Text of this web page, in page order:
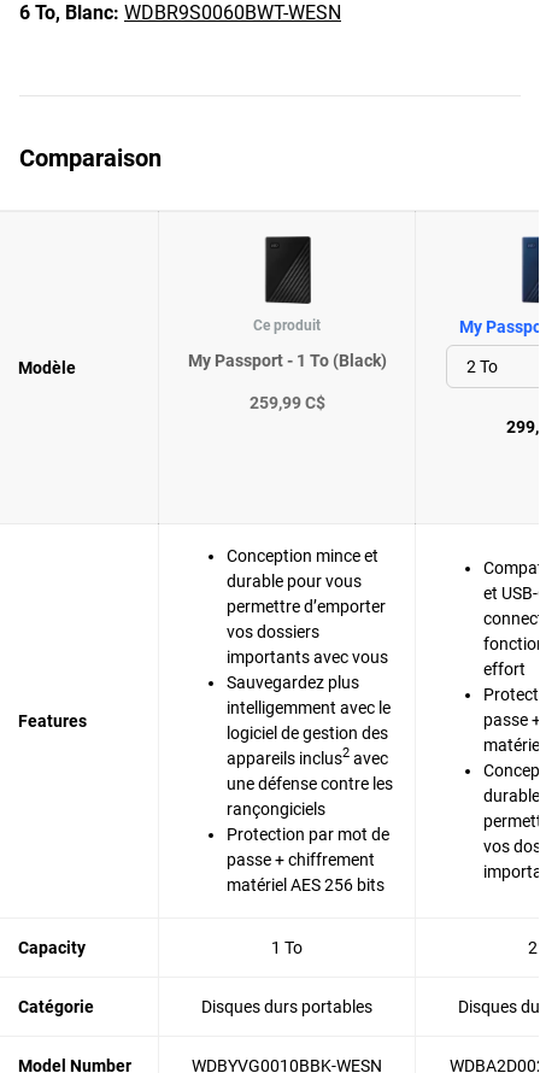
6 To, Blanc: WDBR9S0060BWT-WESN
Comparaison
Modèle
Ce produit
My Passport - 1 To (Black)
259,99 C$
My
Features
Conception mince et
durable pour vous
permettre d’emporter
vos dossiers
importants avec vous
Sauvegardez plus
intelligemment avec le
logiciel de gestion des
appareils inclus2 avec
une défense contre les
rançongiciels
Protection par mot de
passe + chiffrement
matériel AES 256 bits
et
effort
passe
vos
Capacity 1 To 2
Catégorie Disques durs portables Disques
Model Number WDBYVG0010BBK-WESN